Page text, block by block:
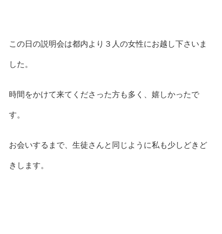
この日の説明会は都内より３人の女性にお越し下さいま
した。
時間をかけて来てくださった方も多く、嬉しかったで
す。
お会いするまで、生徒さんと同じように私も少しどきど
きします。